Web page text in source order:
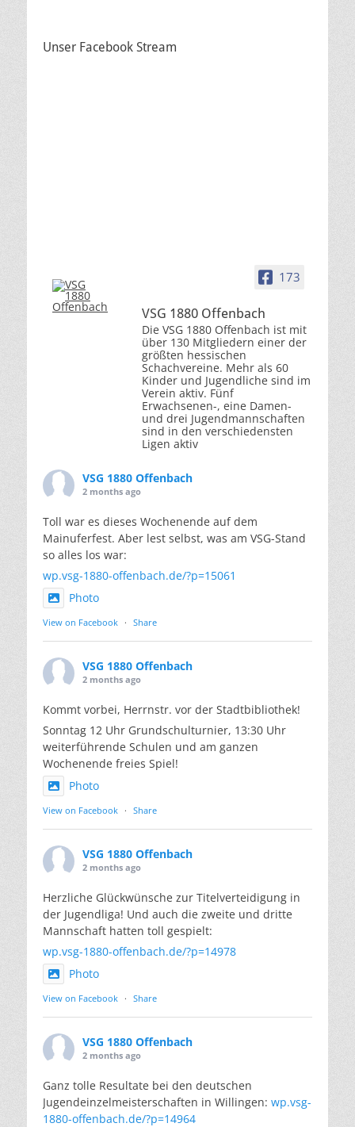
Unser Facebook Stream
173
VSG 1880 Offenbach
Die VSG 1880 Offenbach ist mit
über 130 Mitgliedern einer der
größten hessischen
Schachvereine. Mehr als 60
Kinder und Jugendliche sind im
Verein aktiv. Fünf
Erwachsenen-, eine Damen-
und drei Jugendmannschaften
sind in den verschiedensten
Ligen aktiv
VSG 1880 Offenbach
2 months ago
Toll war es dieses Wochenende auf dem
Mainuferfest. Aber lest selbst, was am VSG-Stand
so alles los war:
wp.vsg-1880-offenbach.de/?p=15061
Photo
View on Facebook · Share
VSG 1880 Offenbach
2 months ago
Kommt vorbei, Herrnstr. vor der Stadtbibliothek!
Sonntag 12 Uhr Grundschulturnier, 13:30 Uhr
weiterführende Schulen und am ganzen
Wochenende freies Spiel!
Photo
View on Facebook · Share
VSG 1880 Offenbach
2 months ago
Herzliche Glückwünsche zur Titelverteidigung in
der Jugendliga! Und auch die zweite und dritte
Mannschaft hatten toll gespielt:
wp.vsg-1880-offenbach.de/?p=14978
Photo
View on Facebook · Share
VSG 1880 Offenbach
2 months ago
Ganz tolle Resultate bei den deutschen
Jugendeinzelmeisterschaften in Willingen: wp.vsg-
1880-offenbach.de/?p=14964